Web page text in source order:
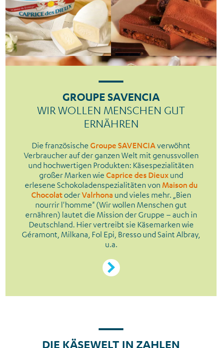
Logo Savencia
GROUPE SAVENCIA
WIR WOLLEN MENSCHEN GUT
ERNÄHREN
Die französische Groupe SAVENCIA verwöhnt
Verbraucher auf der ganzen Welt mit genussvollen
und hochwertigen Produkten: Käsespezialitäten
großer Marken wie Caprice des Dieuxund
erlesene Schokoladenspezialitäten von Maison du
ChocolatoderValrhona und vieles mehr. „Bien
nourrir l'homme" (Wir wollen Menschen gut
ernähren) lautet die Mission der Gruppe – auch in
Deutschland. Hier vertreibt sie Käsemarken wie
Géramont, Milkana, Fol Epi, Bresso und Saint Albray,
u.a.
Arbeitgeber
DIE KÄSEWELT IN ZAHLEN